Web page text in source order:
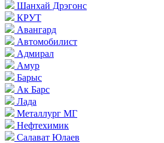
Шанхай Дрэгонс
КРУТ
Авангард
Автомобилист
Адмирал
Амур
Барыс
Ак Барс
Лада
Металлург МГ
Нефтехимик
Салават Юлаев